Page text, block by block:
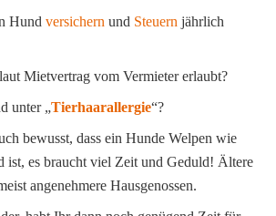
Hund versichern und Steuern jährlich
Mietvertrag vom Vermieter erlaubt?
unter „Tierhaarallergie“?
bewusst, dass ein Hunde Welpen wie
ist, es braucht viel Zeit und Geduld! Ältere
angenehmere Hausgenossen.